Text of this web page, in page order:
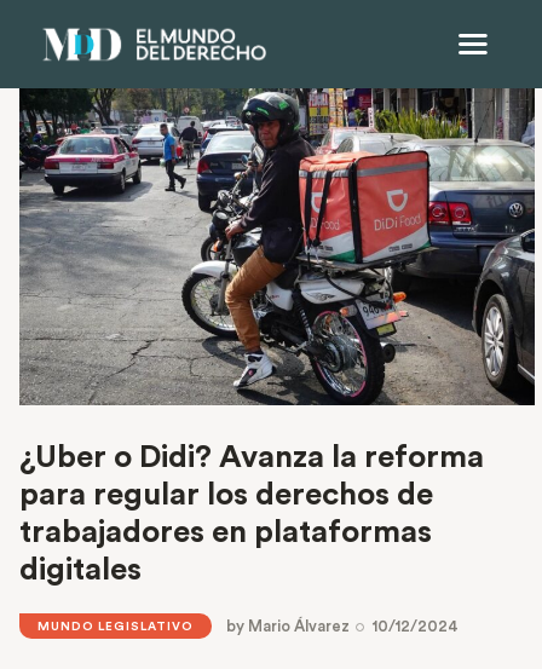
¿Uber o Didi? Avanza la reforma
para regular los derechos de
trabajadores en plataformas
digitales
MUNDO LEGISLATIVO by Mario Álvarez 10/12/2024